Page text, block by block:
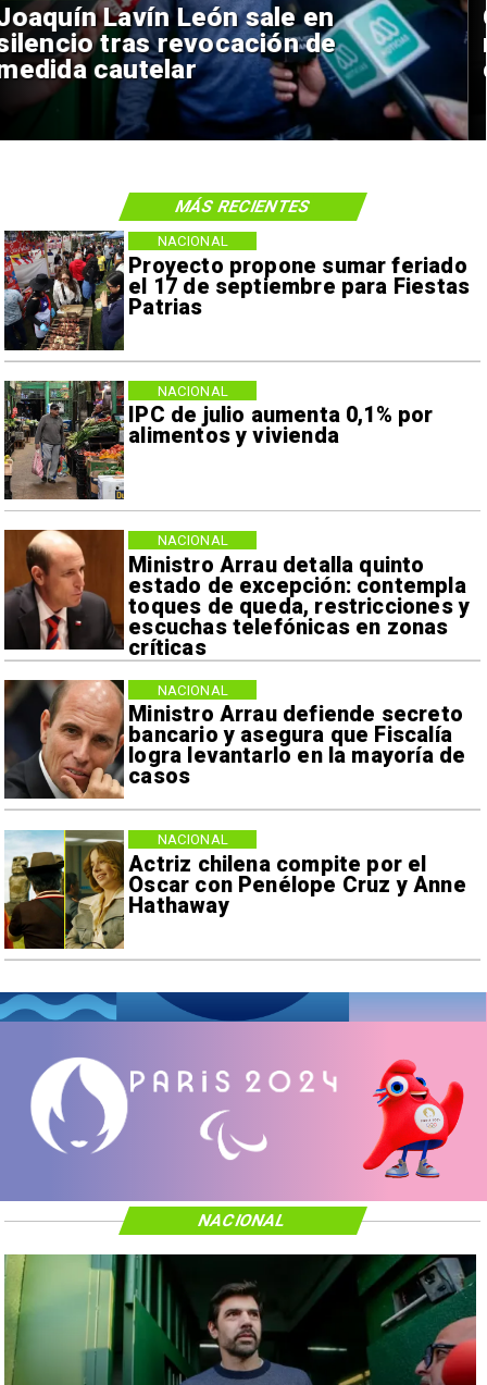
Chile y Venezuela formalizan
reinicio de relaciones
consulares
Proyecto propone sumar feriado
el 17 de septiembre para Fiestas
Patrias
NACIONAL
IPC de julio aumenta 0,1% por
alimentos y vivienda
NACIONAL
Ministro Arrau detalla quinto
estado de excepción: contempla
toques de queda, restricciones y
escuchas telefónicas en zonas
críticas
NACIONAL
Ministro Arrau defiende secreto
bancario y asegura que Fiscalía
logra levantarlo en la mayoría de
casos
NACIONAL
Actriz chilena compite por el
Oscar con Penélope Cruz y Anne
Hathaway
NACIONAL
MÁS RECIENTES
NACIONAL